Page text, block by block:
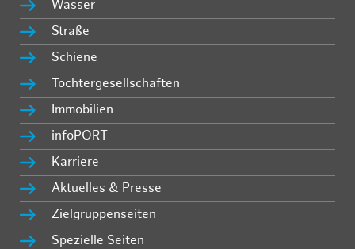
Wasser
Straße
Schiene
Tochtergesellschaften
Immobilien
infoPORT
Karriere
Aktuelles & Presse
Zielgruppenseiten
Spezielle Seiten